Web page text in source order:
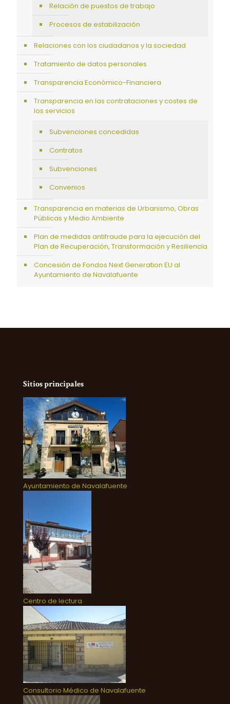
Relación de puestos de trabajo
Procesos de estabilización
Relaciones con los ciudadanos y la sociedad
Tratamiento de datos personales
Transparencia Económico-Financiera
Transparencia en las contrataciones y costes de
los servicios
Subvenciones concedidas
Contratos
Subvenciones
Convenios
Transparencia en materias de Urbanismo, Obras
Públicas y Medio Ambiente
Plan de medidas antifraude para la ejecución del
Plan de Recuperación, Transformación y Resiliencia
Concesión de Fondos Next Generation EU al
Ayuntamiento de Navalafuente
Sitios principales
Ayuntamiento de Navalafuente
Centro de lectura
Consultorio Médico de Navalafuente